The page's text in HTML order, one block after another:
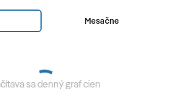
penzia formou à la carte • za
hotela
hala • recepcia • výťah • Wi-Fi •
Mesačne
sa denný graf cien